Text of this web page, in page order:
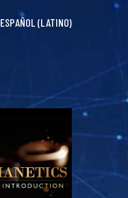
ESPAÑOL (LATINO)